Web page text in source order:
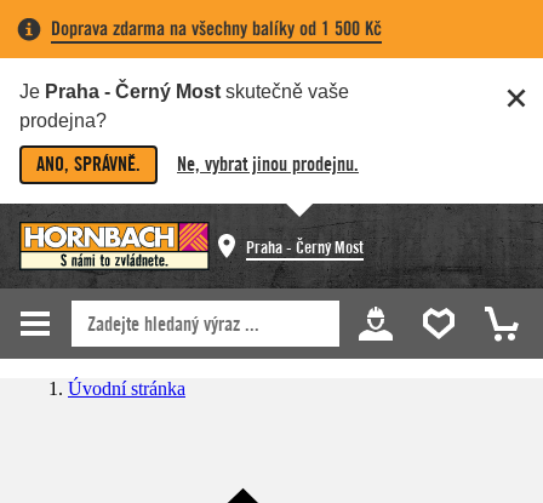
Doprava zdarma na všechny balíky od 1 500 Kč
Je Praha - Černý Most skutečně vaše
prodejna?
ANO, SPRÁVNĚ. Ne, vybrat jinou prodejnu.
Praha - Černý Most
Úvodní stránka